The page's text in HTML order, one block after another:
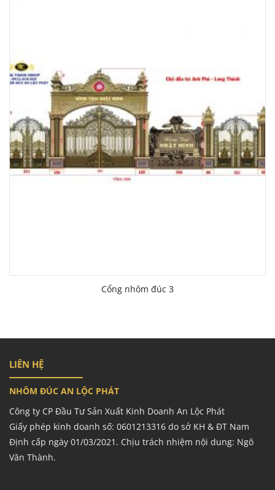
Cổng nhôm đúc 3
LIÊN HỆ
NHÔM ĐÚC AN LỘC PHÁT
Công ty CP Đầu Tư Sản Xuất Kinh Doanh An Lộc Phát
Giấy phép kinh doanh số: 0601213316 do sở KH & ĐT Nam
Định cấp ngày 01/03/2021. Chịu trách nhiệm nội dung: Ngô
Văn Thành.